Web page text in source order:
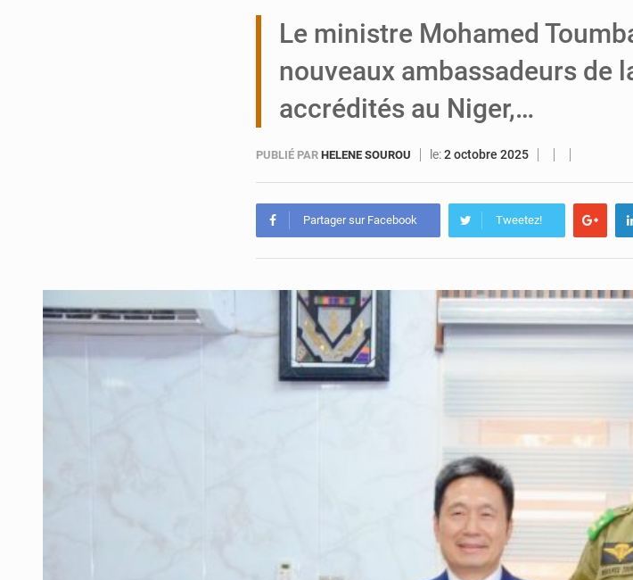
Le ministre Mohamed
nouveaux ambassadeurs de
accrédités au Niger,…
PUBLIÉ PAR HELENE SOUROU le:2 octobre 2025
Partager sur Facebook Tweetez!